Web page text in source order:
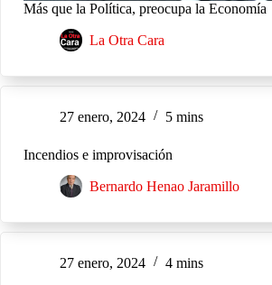
Más que la Política, preocupa la Economía
La Otra Cara
27 enero, 2024 5 mins
Incendios e improvisación
Bernardo Henao Jaramillo
27 enero, 2024 4 mins